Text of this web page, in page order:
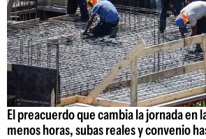
El preacuerdo que cambia la jornada en
menos horas, subas reales y convenio